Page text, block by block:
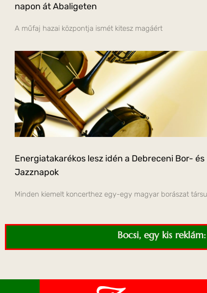
napon át Abaligeten
A műfaj hazai központja ismét kitesz magáért
Energiatakarékos lesz idén a Debreceni Bor- és
Jazznapok
Minden kiemelt koncerthez egy-egy magyar borászat
Bocsi, egy kis